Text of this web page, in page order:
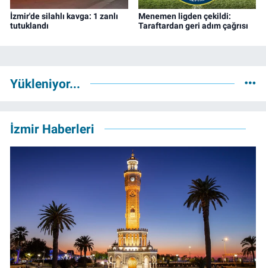
İzmir'de silahlı kavga: 1 zanlı
tutuklandı
Menemen ligden çekildi:
Taraftardan geri adım çağrısı
Yükleniyor...
İzmir Haberleri